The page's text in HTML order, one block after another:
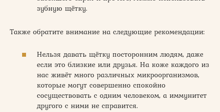
зубную щётку.
Также обратите внимание на следующие рекомендации:
Нельзя давать щётку посторонним людям, даже
если это близкие или друзья. На коже каждого из
нас живёт много различных микроорганизмов,
которые могут совершенно спокойно
сосуществовать с одним человеком, а иммунитет
другого с ними не справится.